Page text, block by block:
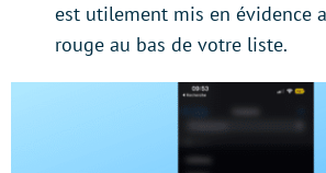
est utilement mis en évidence
rouge au bas de votre liste.